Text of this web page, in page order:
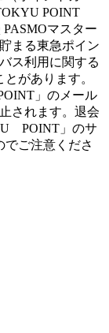
POINT
マスター
まる東急ポイン
ス利用に関する
があります。
」のメール
されます。退会
POINT」のサ
でご注意くださ